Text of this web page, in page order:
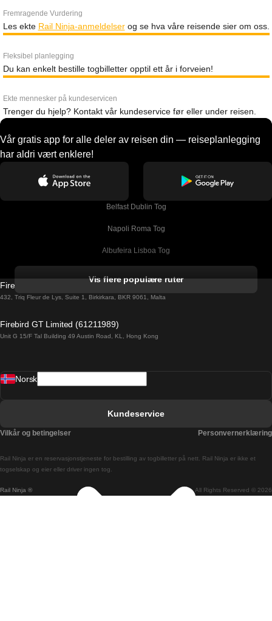
Fremragende Vurdering
Les ekte Rail Ninja-anmeldelserog se hva våre reisende sier om oss.
Fleksibel planlegging
Du kan enkelt bestille togbilletter opptil ett år i forveien!
Ekte mennesker på kundeservicen
Trenger du hjelp? Kontakt vår kundeservice før eller under reisen.
Vår gratis app for alle deler av reisen din — reiseplanlegging
har aldri vært enklere!
Belfast Dublin Tog
Napoli Roma Tog
Albufeira Lisboa Tog
Barcelona Madrid Tog
Barcelona Sevilla Tog
Budapest Prague Tog
Vis flere populære ruter
Firebird GT Limited (OC 1451)
432, Triq Fleur de Lys, Suite 1, Birkirkara, BKR 9061, Malta
Firebird GT Limited (61211989)
Unit G 15/F Tal Building 49 Austin Road, KL, Hong Kong
Rail Ninja ® All Rights Reserved © 2026
Rail Ninja er en reservasjons­tjeneste for bestilling av togbilletter på nett. Rail Ninja er ikke et
togselskap og eier eller driver ingen tog.
Norsk
Kundeservice
Vilkår og betingelser Personvernerklæring